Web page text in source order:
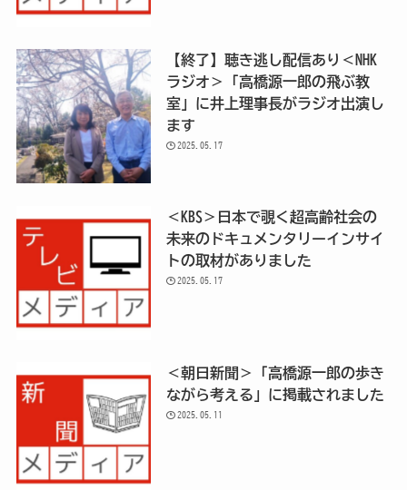
【終了】聴き逃し配信あり＜NHK
ラジオ＞「高橋源一郎の飛ぶ教
室」に井上理事長がラジオ出演し
ます
2025.05.17
＜KBS＞日本で覗く超高齢社会の
未来のドキュメンタリーインサイ
トの取材がありました
2025.05.17
＜朝日新聞＞「高橋源一郎の歩き
ながら考える」に掲載されました
2025.05.11